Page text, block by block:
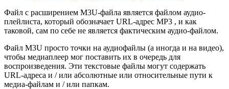
Файл с расширением M3U-файла является файлом аудио-
плейлиста, который обозначает URL-адрес MP3 , и как
таковой, сам по себе не является фактическим аудио-файлом.
Файл M3U просто точки на аудиофайлы (а иногда и на видео),
чтобы медиаплеер мог поставить их в очередь для
воспроизведения. Эти текстовые файлы могут содержать
URL-адреса и / или абсолютные или относительные пути к
медиа-файлам и / или папкам.